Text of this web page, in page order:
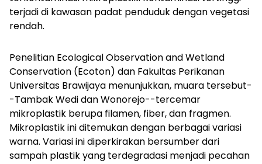
terjadi di kawasan padat penduduk dengan vegetasi
rendah.
Penelitian Ecological Observation and Wetland
Conservation (Ecoton) dan Fakultas Perikanan
Universitas Brawijaya menunjukkan, muara tersebut-
-Tambak Wedi dan Wonorejo--tercemar
mikroplastik berupa filamen, fiber, dan fragmen.
Mikroplastik ini ditemukan dengan berbagai variasi
warna. Variasi ini diperkirakan bersumber dari
sampah plastik yang terdegradasi menjadi pecahan